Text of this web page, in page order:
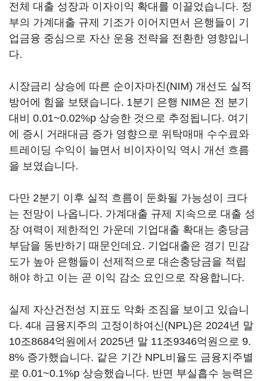
전체 대출 성장과 이자이익 확대를 이끌었습니다. 정
부의 가계대출 규제 기조가 이어지면서 은행들이 기
업금융 중심으로 자산 운용 전략을 전환한 영향입니
다.
시장금리 상승에 따른 순이자마진(NIM) 개선도 실적
방어에 힘을 보탰습니다. 1분기 은행 NIM은 전 분기
대비 0.01~0.02%p 상승한 것으로 추정됩니다. 여기
에 증시 거래대금 증가 영향으로 위탁매매 수수료와
트레이딩 수익이 늘면서 비이자이익 역시 개선 흐름
을 보였습니다.
다만 2분기 이후 실적 흐름이 둔화될 가능성이 크다
는 전망이 나옵니다. 가계대출 규제 지속으로 대출 성
장 여력이 제한적인 가운데 기업대출 확대는 충당금
부담을 동반하기 때문인데요. 기업대출은 경기 민감
도가 높아 은행들이 선제적으로 대손충당금을 적립
해야 하고 이는 곧 이익 감소 요인으로 작용합니다.
실제 자산건전성 지표도 악화 조짐을 보이고 있습니
다. 4대 금융지주의 고정이하여신(NPL)은 2024년 말
10조8684억원에서 2025년 말 11조9346억원으로 9.
8% 증가했습니다. 같은 기간 NPL비율도 금융지주별
로 0.01~0.1%p 상승했습니다. 반면 부실흡수 능력은